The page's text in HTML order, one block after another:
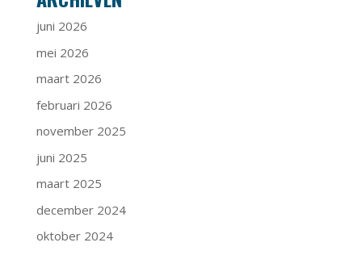
juni 2026
mei 2026
maart 2026
februari 2026
november 2025
juni 2025
maart 2025
december 2024
oktober 2024